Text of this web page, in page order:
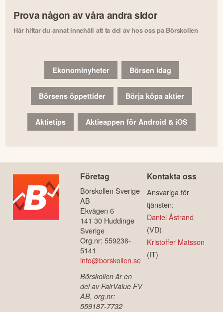
Prova någon av våra andra sidor
Här hittar du annat innehåll att ta del av hos oss på Börskollen
Ekonominyheter Börsen idag
Börsens öppettider Börja köpa aktier
Aktietips Aktieappen för Android & iOS
Företag
Börskollen Sverige
AB
Ekvägen 6
141 30 Huddinge
Sverige
Org.nr: 559236-
5141
info@borskollen.se
Börskollen är en
del av FairValue FV
AB, org.nr:
559187-7732
Kontakta oss
Ansvariga för
tjänsten:
Daniel Åstrand
(VD)
Kristoffer Matsson
(IT)